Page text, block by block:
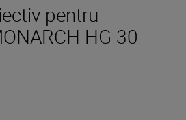
pentru
HG 30